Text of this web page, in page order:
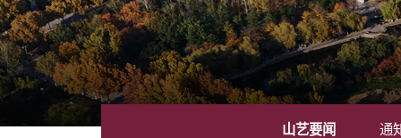
山艺要闻 通